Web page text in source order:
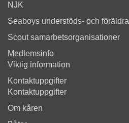
NJK
Seaboys understöds- och
Scout samarbetsorganisationer
Medlemsinfo
Viktig information
Kontaktuppgifter
Kontaktuppgifter
Om kåren